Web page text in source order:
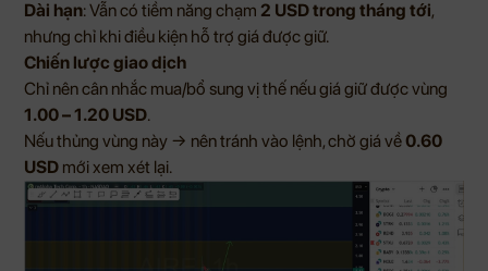
Dài hạn: Vẫn có tiềm năng chạm 2 USD trong tháng tới,
nhưng chỉ khi điều kiện hỗ trợ giá được giữ.
Chiến lược giao dịch
Chỉ nên cân nhắc mua/bổ sung vị thế nếu giá giữ được vùng
1.00 – 1.20 USD.
Nếu thủng vùng này → nên tránh vào lệnh, chờ giá về0.60
USD mới xem xét lại.